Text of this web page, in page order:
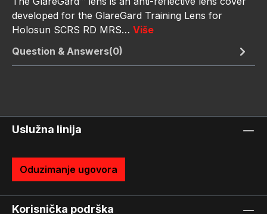
developed for the GlareGard Training Lens for
Holosun SCRS RD MRS… Više
Question & Answers(0)
Uslužna linija
Oduzimanje ugovora
Korisnička podrška